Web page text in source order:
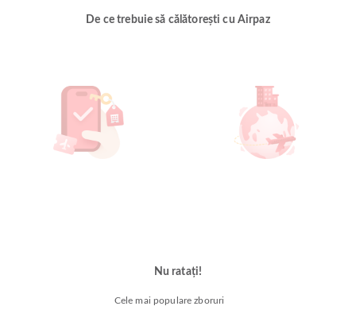
De ce trebuie să călătorești cu Airpaz
Nu ratați!
Cele mai populare zboruri